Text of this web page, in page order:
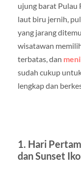
ujung barat Pulau
laut biru jernih,
yang jarang
wisatawan
terbatas, dan
sudah cukup
lengkap dan
1. Hari
dan Sunset